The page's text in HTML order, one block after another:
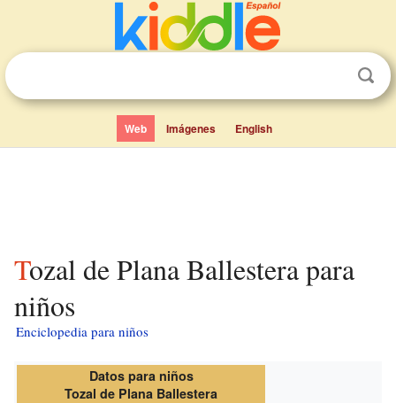
Web Imágenes English
Tozal de Plana Ballestera para
niños
Enciclopedia para niños
Datos para niños
Tozal de Plana Ballestera